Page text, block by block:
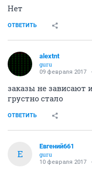
Нет
ОТВЕТИТЬ
alextnt
guru
09 февраля 2017
заказы не зависают
грустно стало
ОТВЕТИТЬ
Е
Евгений661
guru
10 февраля 2017